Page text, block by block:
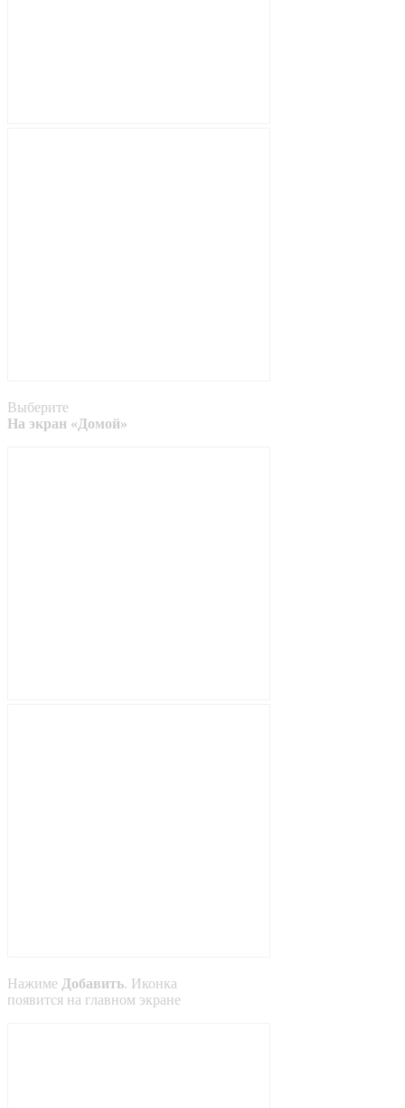
Выберите
На экран «Домой»
Нажиме Добавить. Иконка
появится на главном экране